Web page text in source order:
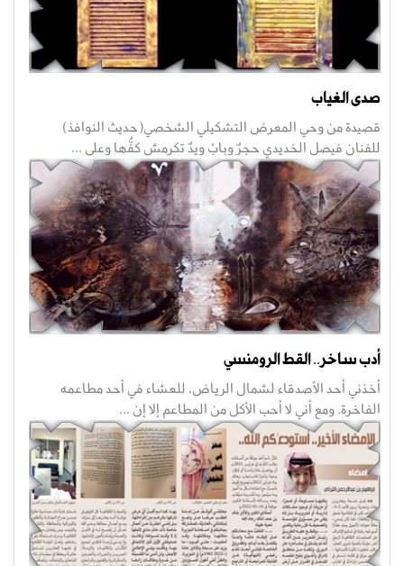
صدى الغياب
قصيدة من وحي المعرض التشكيلي الشخصي(حديث النوافذ)
للفنان فيصل الخديدي حجرٌ وبابْ ويدٌ تكرمش كفُّها وعلى ...
أدب ساخر.. القط الرومنسي
أخذني أحد الأصدقاء لشمال الرياض، للعشاء في أحد مطاعمه
الفاخرة. ومع أني لا أحب الأكل من المطاعم إلا إن ...